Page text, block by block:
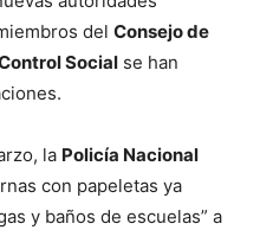
del Consejo de
Social se han
la Policía Nacional
con papeletas ya
y baños de escuelas” a